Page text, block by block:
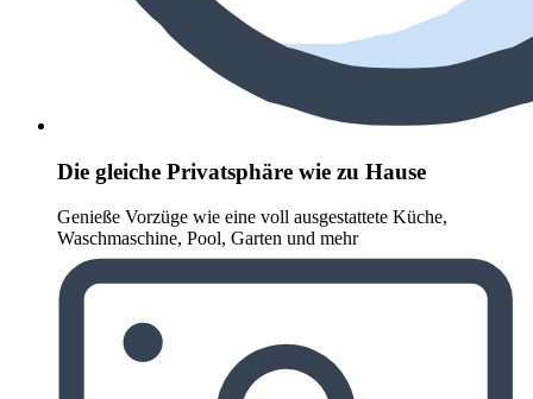
Die gleiche Privatsphäre wie zu Hause
Genieße Vorzüge wie eine voll ausgestattete Küche,
Waschmaschine, Pool, Garten und mehr